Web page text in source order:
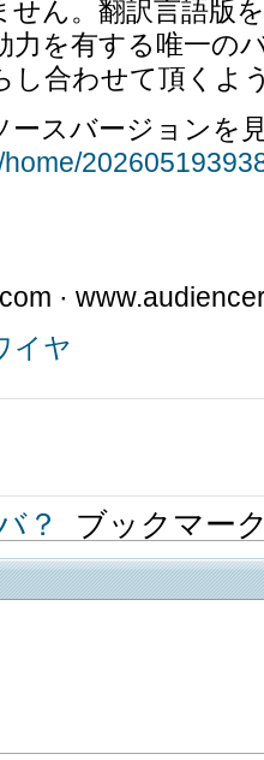
せん。翻訳言語版
力を有する唯一の
し合わせて頂くよ
ースバージョンを
·
イヤ
？ ブックマー